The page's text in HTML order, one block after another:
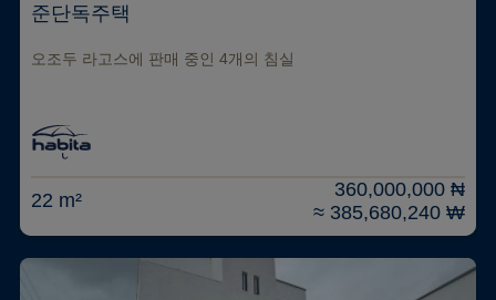
준단독주택
오조두 라고스에 판매 중인 4개의 침실
22 m²
360,000,000 ₦
≈ 385,680,240 ₩